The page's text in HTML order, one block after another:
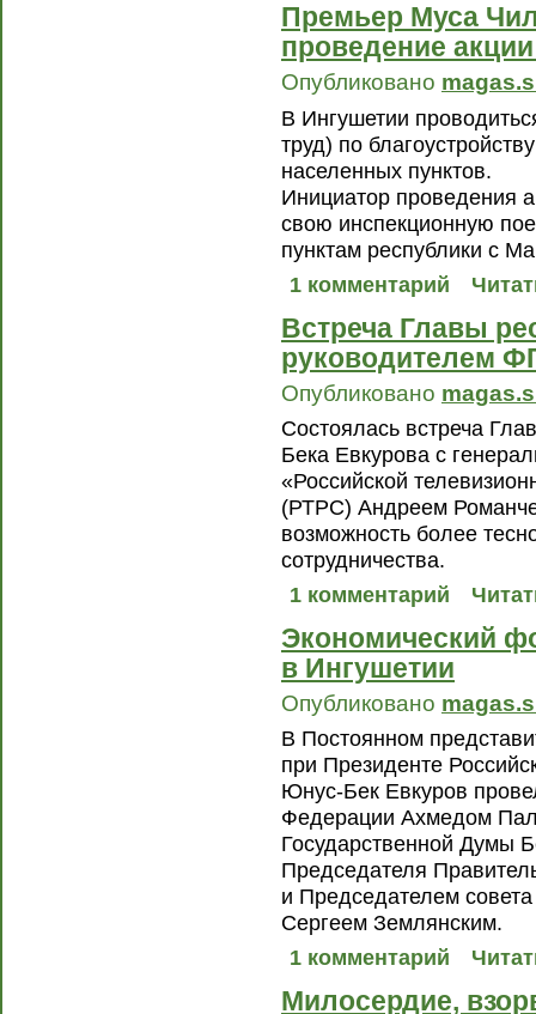
Премьер Муса
проведение
Опубликовано
В Ингушетии
труд) по
населенных пунктов.
Инициатор проведения
свою инспекционную
пунктам республики с
1 комментарий
Встреча Главы
руководителем
Опубликовано
Состоялась встреча
Бека Евкурова с
«Российской
(РТРС) Андреем
возможность более
сотрудничества.
1 комментарий
Экономический
в Ингушетии
Опубликовано
В Постоянном
при Президенте
Юнус-Бек Евкуров
Федерации Ахмедом
Государственной Думы
Председателя
и Председателем
Сергеем Землянским.
1 комментарий
Милосердие,